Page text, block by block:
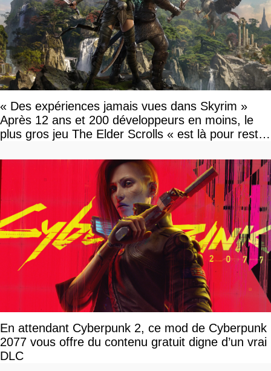
« Des expériences jamais vues dans Skyrim »
Après 12 ans et 200 développeurs en moins, le
plus gros jeu The Elder Scrolls « est là pour rester
En attendant Cyberpunk 2, ce mod de Cyberpunk
2077 vous offre du contenu gratuit digne d’un vrai
DLC